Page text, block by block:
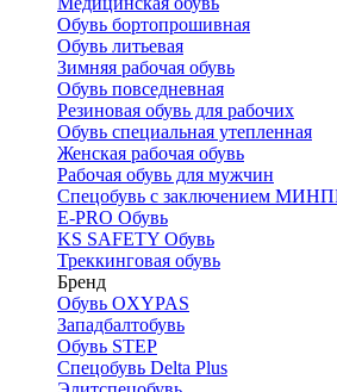
Обувь бортопрошивная
Обувь литьевая
Зимняя рабочая обувь
Обувь повседневная
Резиновая обувь для рабочих
Обувь специальная утепленная
Женская рабочая обувь
Рабочая обувь для мужчин
Спецобувь с заключением
E-PRO Обувь
KS SAFETY Обувь
Треккинговая обувь
Бренд
Обувь OXYPAS
Западбалтобувь
Обувь STEP
Спецобувь Delta Plus